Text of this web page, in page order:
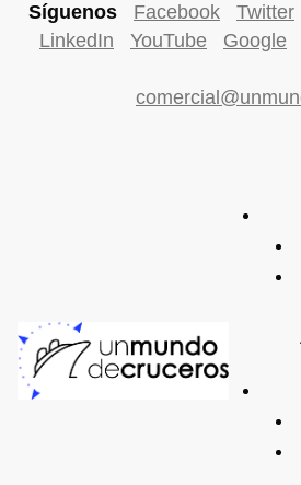
Síguenos Facebook Twitter
LinkedIn
YouTube
Google